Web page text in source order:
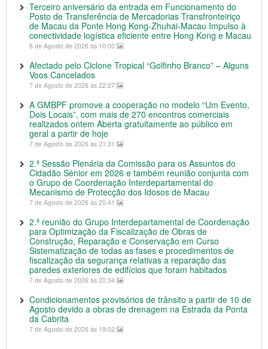
Terceiro aniversário da entrada em Funcionamento do
Posto de Transferência de Mercadorias Transfronteiriço
de Macau da Ponte Hong Kong-Zhuhai-Macau Impulso à
conectividade logística eficiente entre Hong Kong e Macau
8 de Agosto de 2026 às 10:00
Afectado pelo Ciclone Tropical “Golfinho Branco” – Alguns
Voos Cancelados
7 de Agosto de 2026 às 22:27
A GMBPF promove a cooperação no modelo “Um Evento,
Dois Locais”, com mais de 270 encontros comerciais
realizados ontem Aberta gratuitamente ao público em
geral a partir de hoje
7 de Agosto de 2026 às 21:31
2.ª Sessão Plenária da Comissão para os Assuntos do
Cidadão Sénior em 2026 e também reunião conjunta com
o Grupo de Coordenação Interdepartamental do
Mecanismo de Protecção dos Idosos de Macau
7 de Agosto de 2026 às 20:41
2.ª reunião do Grupo Interdepartamental de Coordenação
para Optimização da Fiscalização de Obras de
Construção, Reparação e Conservação em Curso
Sistematização de todas as fases e procedimentos de
fiscalização da segurança relativas a reparação das
paredes exteriores de edifícios que foram habitados
7 de Agosto de 2026 às 20:34
Condicionamentos provisórios de trânsito a partir de 10 de
Agosto devido a obras de drenagem na Estrada da Ponta
da Cabrita
7 de Agosto de 2026 às 19:02